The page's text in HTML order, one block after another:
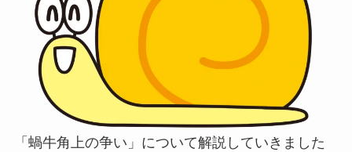
「蝸牛角上の争い」について解説していきました